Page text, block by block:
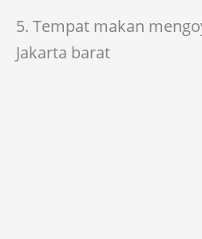
5. Tempat makan
Jakarta barat